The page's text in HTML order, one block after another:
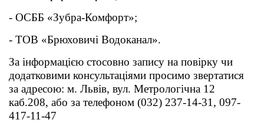
- ОСББ «Зубра-Комфорт»;
- ТОВ «Брюховичі Водоканал».
За інформацією стосовно запису на повірку чи
додатковими консультаціями просимо звертатися
за адресою: м. Львів, вул. Метрологічна 12
каб.208, або за телефоном (032) 237-14-31, 097-
417-11-47